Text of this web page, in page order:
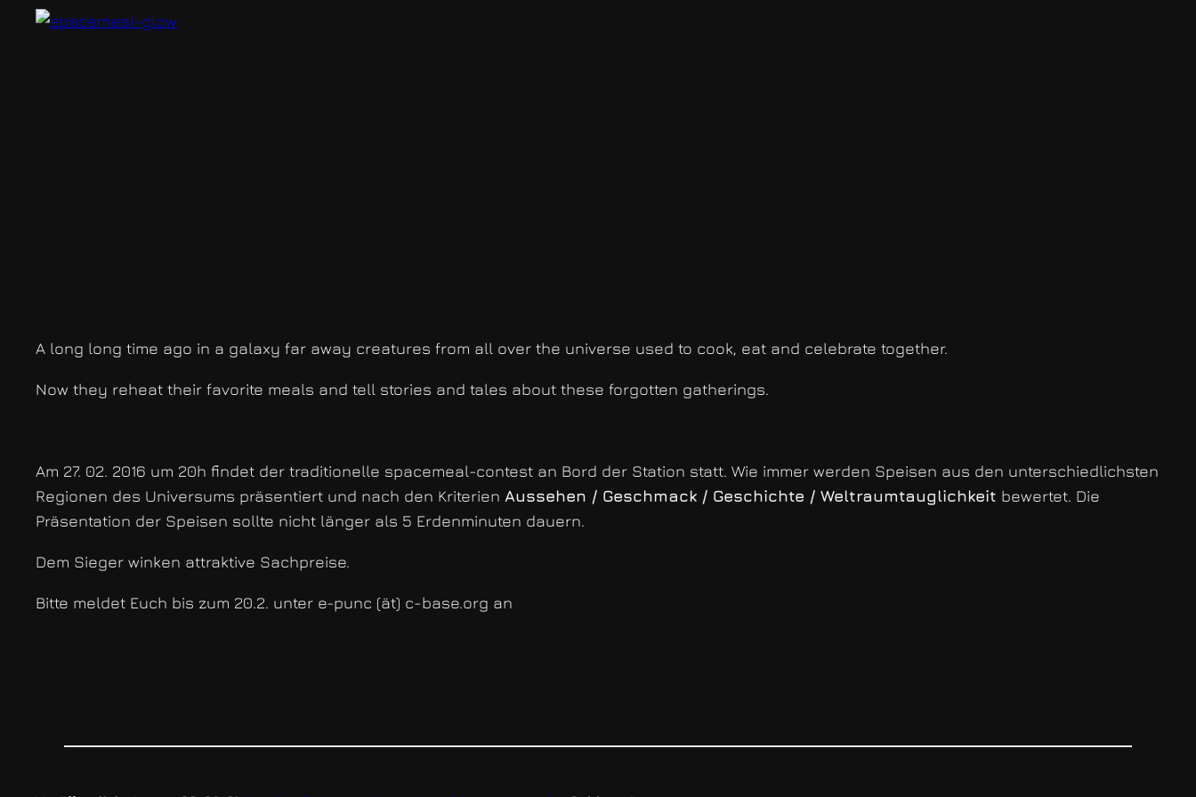
A long long time ago in a galaxy far away creatures from all over the universe used to cook, eat and celebrate together.
Now they reheat their favorite meals and tell stories and tales about these forgotten gatherings.
Am 27. 02. 2016 um 20h findet der traditionelle spacemeal-contest an Bord der Station statt. Wie immer werden Speisen aus den unterschiedlichsten
Regionen des Universums präsentiert und nach den Kriterien Aussehen / Geschmack / Geschichte / Weltraumtauglichkeit bewertet. Die
Präsentation der Speisen sollte nicht länger als 5 Erdenminuten dauern.
Dem Sieger winken attraktive Sachpreise.
Bitte meldet Euch bis zum 20.2. unter e-punc (ät) c-base.org an